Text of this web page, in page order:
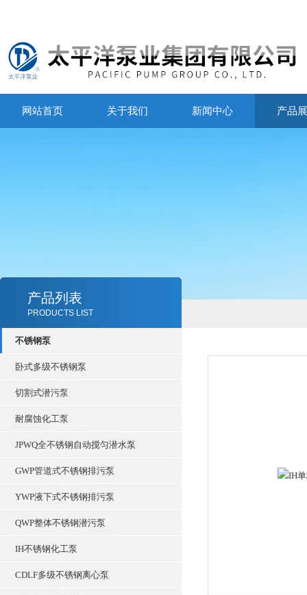
网站首页 关于我们 新闻中心 产品
产品列表
PRODUCTS LIST
不锈钢泵
卧式多级不锈钢泵
切割式潜污泵
耐腐蚀化工泵
JPWQ全不锈钢自动搅匀潜水泵
GWP管道式不锈钢排污泵
YWP液下式不锈钢排污泵
QWP整体不锈钢潜污泵
IH不锈钢化工泵
CDLF多级不锈钢离心泵